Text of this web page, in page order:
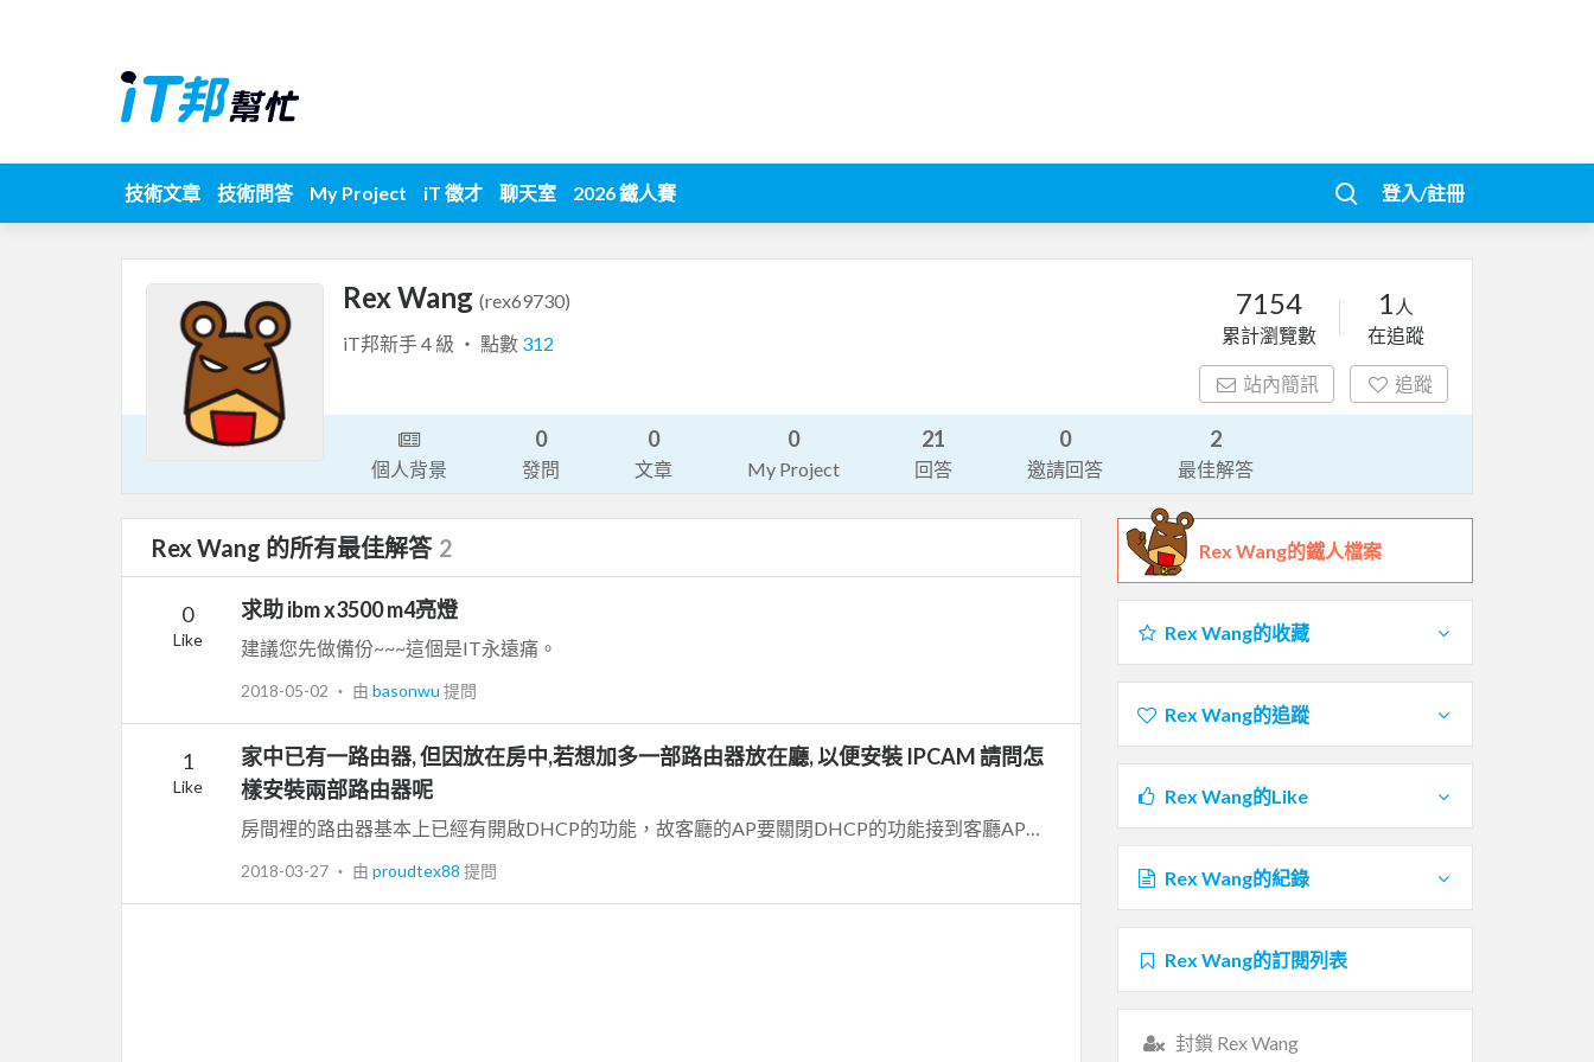
技術文章 技術問答 My Project iT 徵才 聊天室 2026 鐵人賽 登入/註冊
Rex Wang (rex69730)
iT邦新手 4 級 ‧ 點數 312
7154
累計瀏覽數
1 人
在追蹤
站內簡訊 追蹤
個人背景
0
發問
0
文章
0
My Project
21
回答
0
邀請回答
2
最佳解答
Rex Wang 的所有最佳解答 2
0
Like
求助 ibm x3500 m4亮燈
建議您先做備份~~~這個是IT永遠痛。
2018-05-02 ‧ 由 basonwu 提問
1
Like
家中已有一路由器, 但因放在房中,若想加多一部路由器放在廳, 以便安裝 IPCAM 請問怎
樣安裝兩部路由器呢
2018-03-27 ‧ 由 proudtex88 提問
Rex Wang的鐵人檔案
Rex Wang的收藏
Rex Wang的追蹤
Rex Wang的Like
Rex Wang的紀錄
Rex Wang的訂閱列表
封鎖 Rex Wang